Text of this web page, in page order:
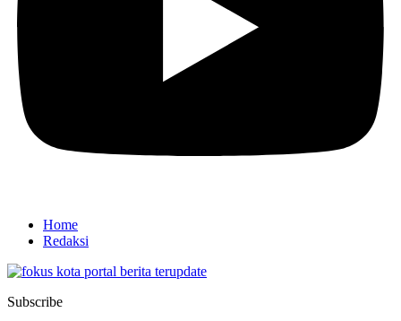
Home
Redaksi
Subscribe